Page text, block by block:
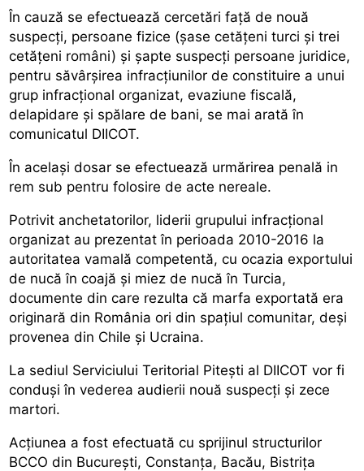
În cauză se efectuează cercetări față de nouă
suspecți, persoane fizice (șase cetățeni turci și trei
cetățeni români) și șapte suspecți persoane juridice,
pentru săvârșirea infracțiunilor de constituire a unui
grup infracțional organizat, evaziune fiscală,
delapidare și spălare de bani, se mai arată în
comunicatul DIICOT.
În același dosar se efectuează urmărirea penală in
rem sub pentru folosire de acte nereale.
Potrivit anchetatorilor, liderii grupului infracțional
organizat au prezentat în perioada 2010-2016 la
autoritatea vamală competentă, cu ocazia exportului
de nucă în coajă și miez de nucă în Turcia,
documente din care rezulta că marfa exportată era
originară din România ori din spațiul comunitar, deși
provenea din Chile și Ucraina.
La sediul Serviciului Teritorial Pitești al DIICOT vor fi
conduși în vederea audierii nouă suspecți și zece
martori.
Acțiunea a fost efectuată cu sprijinul structurilor
BCCO din București, Constanța, Bacău, Bistrița